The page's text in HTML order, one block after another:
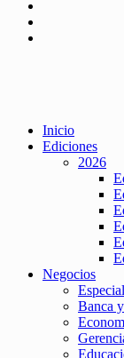
Inicio
Ediciones
2026
Negocios
Banca